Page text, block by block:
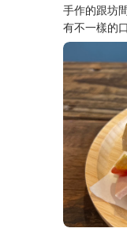
手作的跟坊
有不一樣的